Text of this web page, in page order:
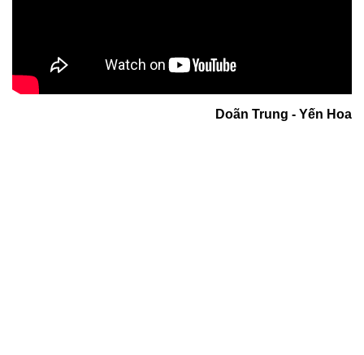
Doãn Trung - Yến Hoa